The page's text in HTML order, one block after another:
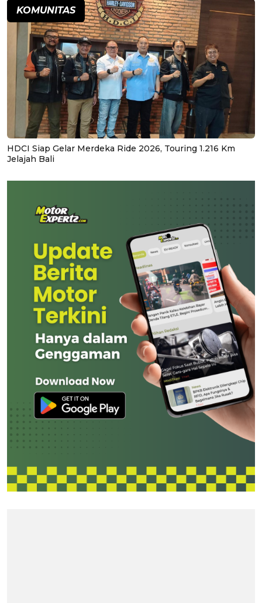
KOMUNITAS
HDCI Siap Gelar Merdeka Ride 2026, Touring 1.216 Km
Jelajah Bali